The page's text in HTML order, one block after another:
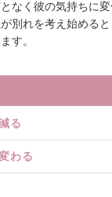
なく彼の気持ちに
別れを考え始める
す。
る
わる